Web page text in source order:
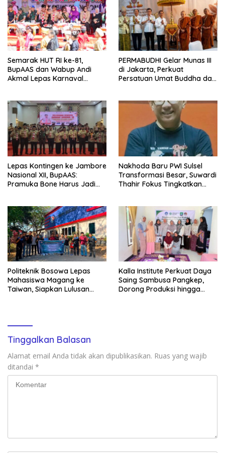
Semarak HUT RI ke-81,
BupAAS dan Wabup Andi
Akmal Lepas Karnaval
PERMABUDHI Gelar Munas III
di Jakarta, Perkuat
Persatuan Umat Buddha dan
Lepas Kontingen ke Jambore
Nasional XII, BupAAS:
Pramuka Bone Harus Jadi
Nakhoda Baru PWI Sulsel
Transformasi Besar, Suwardi
Thahir Fokus Tingkatkan
Politeknik Bosowa Lepas
Mahasiswa Magang ke
Taiwan, Siapkan Lulusan
Kalla Institute Perkuat Daya
Saing Sambusa Pangkep,
Dorong Produksi hingga
Tinggalkan Balasan
Alamat email Anda tidak akan dipublikasikan. Ruas yang wajib
ditandai *